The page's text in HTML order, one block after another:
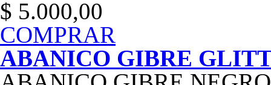
$ 5.000,00
COMPRAR
ABANICO GIBRE